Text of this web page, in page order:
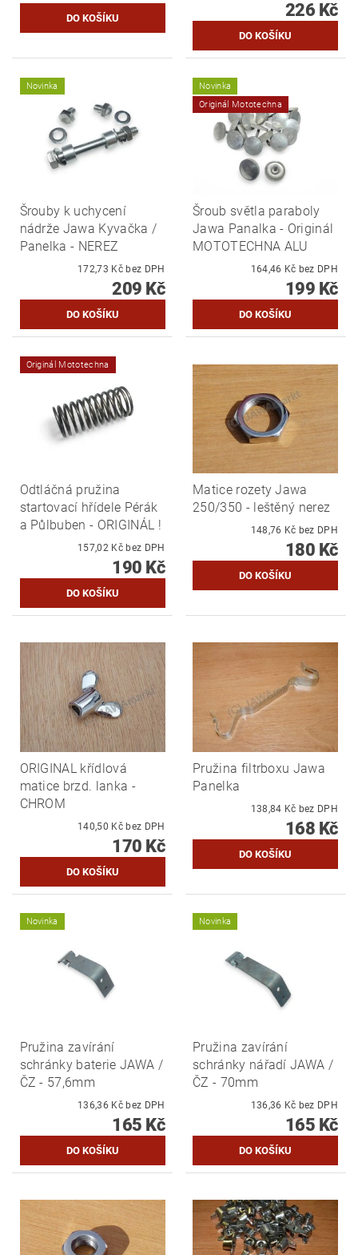
226 Kč
Novinka
Šrouby k uchycení
nádrže Jawa Kyvačka /
Panelka - NEREZ
172,73 Kč bez DPH
209 Kč
Novinka
Originál Mototechna
Šroub světla paraboly
Jawa Panalka - Originál
MOTOTECHNA ALU
164,46 Kč bez DPH
199 Kč
Originál Mototechna
Odtláčná pružina
startovací hřídele Pérák
a Půlbuben - ORIGINÁL !
157,02 Kč bez DPH
190 Kč
Matice rozety Jawa
250/350 - leštěný nerez
148,76 Kč bez DPH
180 Kč
ORIGINAL křídlová
matice brzd. lanka -
CHROM
140,50 Kč bez DPH
170 Kč
Pružina filtrboxu Jawa
Panelka
138,84 Kč bez DPH
168 Kč
Novinka
Pružina zavírání
schránky baterie JAWA /
ČZ - 57,6mm
136,36 Kč bez DPH
165 Kč
Novinka
Pružina zavírání
schránky nářadí JAWA /
ČZ - 70mm
136,36 Kč bez DPH
165 Kč